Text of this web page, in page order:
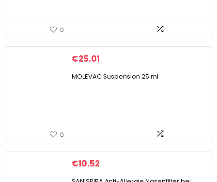
0
€25.01
MOLEVAC Suspension 25 ml
0
€10.52